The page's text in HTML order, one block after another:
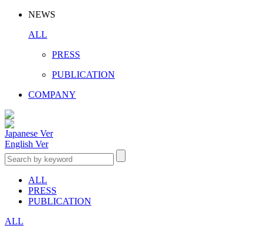
NEWS
ALL
PRESS
PUBLICATION
COMPANY
Japanese Ver
English Ver
ALL
PRESS
PUBLICATION
ALL